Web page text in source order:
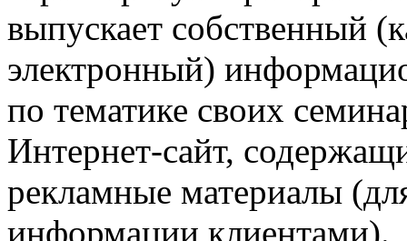
выпускает собственный
электронный)
по тематике своих
Интернет-сайт,
рекламные материалы
информации клиентами).